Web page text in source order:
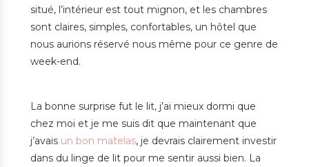
situé, l’intérieur est tout mignon, et les chambres
sont claires, simples, confortables, un hôtel que
nous aurions réservé nous même pour ce genre de
week-end.
La bonne surprise fut le lit, j’ai mieux dormi que
chez moi et je me suis dit que maintenant que
j’avais un bon matelas, je devrais clairement investir
dans du linge de lit pour me sentir aussi bien. La